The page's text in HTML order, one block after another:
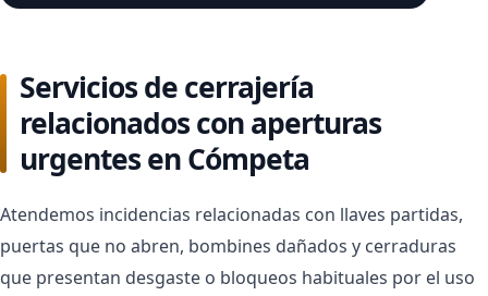
Servicios de cerrajería
relacionados con aperturas
urgentes en Cómpeta
Atendemos incidencias relacionadas con llaves partidas,
puertas que no abren, bombines dañados y cerraduras
que presentan desgaste o bloqueos habituales por el uso